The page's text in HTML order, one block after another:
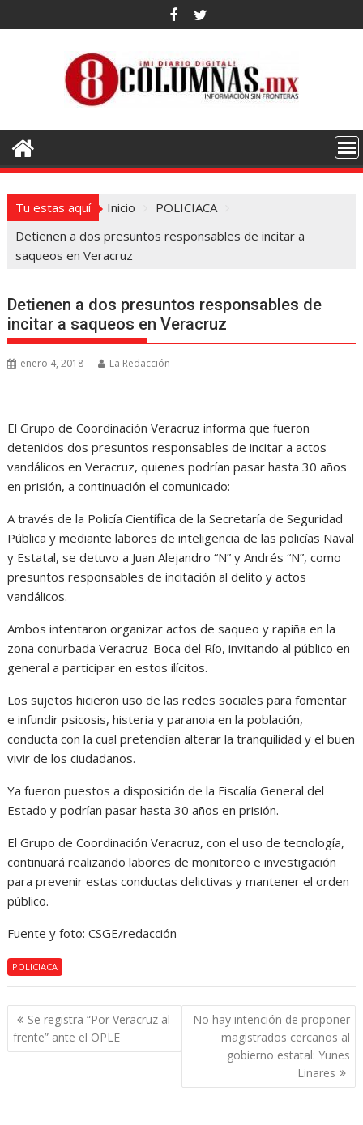
al
Tu estas aquí Inicio
POLICIACA
Detienen a dos presuntos responsables de incitar a
saqueos en Veracruz
Detienen a dos presuntos responsables de
incitar a saqueos en Veracruz
enero 4, 2018 La Redacción
El Grupo de Coordinación Veracruz informa que fueron
detenidos dos presuntos responsables de incitar a actos
vandálicos en Veracruz, quienes podrían pasar hasta 30 años
en prisión, a continuación el comunicado:
A través de la Policía Científica de la Secretaría de Seguridad
Pública y mediante labores de inteligencia de las policías Naval
y Estatal, se detuvo a Juan Alejandro “N” y Andrés “N”, como
presuntos responsables de incitación al delito y actos
vandálicos.
Ambos intentaron organizar actos de saqueo y rapiña en la
zona conurbada Veracruz-Boca del Río, invitando al público en
general a participar en estos ilícitos.
Los sujetos hicieron uso de las redes sociales para fomentar
e infundir psicosis, histeria y paranoia en la población,
conducta con la cual pretendían alterar la tranquilidad y el buen
vivir de los ciudadanos.
Ya fueron puestos a disposición de la Fiscalía General del
Estado y podrían pasar hasta 30 años en prisión.
El Grupo de Coordinación Veracruz, con el uso de tecnología,
continuará realizando labores de monitoreo e investigación
para prevenir estas conductas delictivas y mantener el orden
público.
Fuente y foto: CSGE/redacción
POLICIACA
Navegación
de
entradas
Se registra “Por Veracruz al
frente” ante el OPLE
No hay intención de proponer
magistrados cercanos al
gobierno estatal: Yunes
Linares